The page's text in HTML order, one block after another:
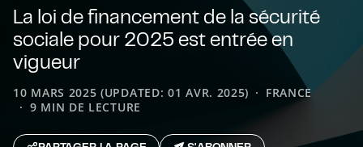
La loi de financement de la sécurité
sociale pour 2025 est entrée en
vigueur
10 MARS 2025 (UPDATED: 01 AVR. 2025)
FRANCE
9 MIN DE LECTURE